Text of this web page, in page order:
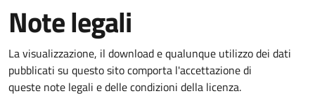
Note legali
La visualizzazione, il download e qualunque utilizzo dei dati
pubblicati su questo sito comporta l'accettazione di
queste note legali e delle condizioni della licenza.